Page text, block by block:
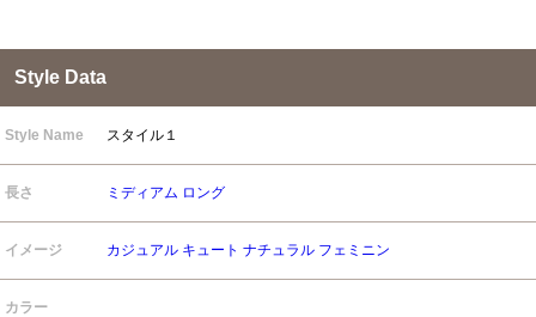
Style Data
Style Name スタイル１
長さ ミディアム ロング
イメージ カジュアル キュート ナチュラル フェミニン
カラー